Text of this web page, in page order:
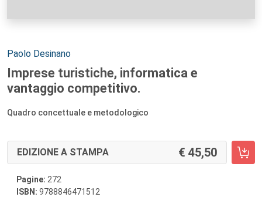
Autori:
Paolo Desinano
Imprese turistiche, informatica e
vantaggio competitivo.
Quadro concettuale e metodologico
EDIZIONE A STAMPA 45,50
Pagine: 272
ISBN: 9788846471512